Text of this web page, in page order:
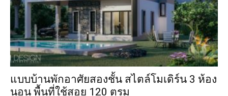
แบบบ้านพักอาศัยสองชั้น สไตล์โมเดิร์น 3 ห้อง
นอน พื้นที่ใช้สอย 120 ตรม